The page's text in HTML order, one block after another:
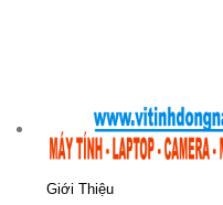
Giới Thiệu